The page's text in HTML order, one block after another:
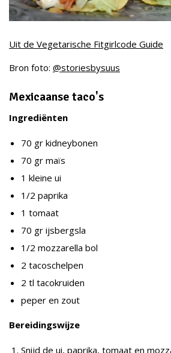
Uit de Vegetarische Fitgirlcode Guide
Bron foto: @storiesbysuus
Mexicaanse taco's
Ingrediënten
70 gr kidneybonen
70 gr maïs
1 kleine ui
1/2 paprika
1 tomaat
70 gr ijsbergsla
1/2 mozzarella bol
2 tacoschelpen
2 tl tacokruiden
peper en zout
Bereidingswijze
Snijd de ui, paprika, tomaat en